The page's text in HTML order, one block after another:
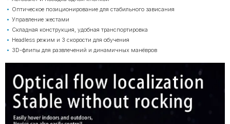
Оптическое позиционирование для стабильного зависания
Управление жестами
Складная конструкция, удобная транспортировка
Headless режим и 3 скорости для обучения
3D-флипы для развлечений и динамичных манёвров